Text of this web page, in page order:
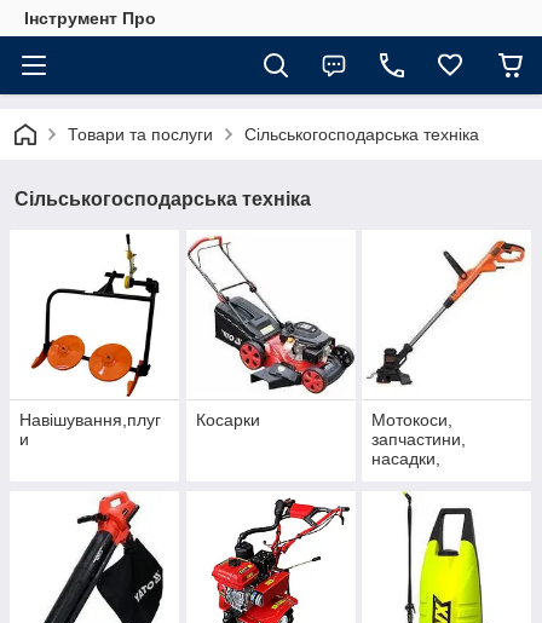
Інструмент Про
Товари та послуги Сільськогосподарська техніка
Сільськогосподарська техніка
Навішування,плуг
и
Косарки
Мотокоси,
запчастини,
насадки,
аксесуари